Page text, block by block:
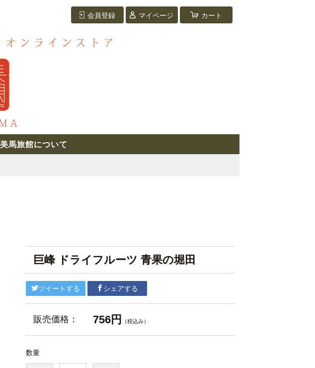
会員登録 マイページ カート
美馬旅館について
巨峰 ドライフルーツ 青果の堀田
ツイートする シェアする
販売価格： 756円 （税込み）
数量